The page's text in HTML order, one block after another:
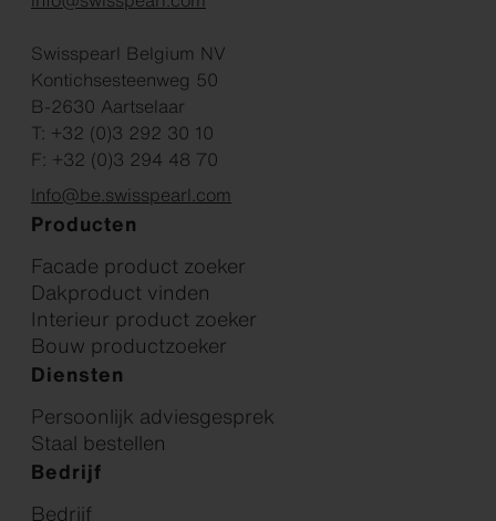
Swisspearl Belgium NV
Kontichsesteenweg 50
B-2630 Aartselaar
T: +32 (0)3 292 30 10
F: +32 (0)3 294 48 70
Info@be.swisspearl.com
Producten
Facade product zoeker
Dakproduct vinden
Interieur product zoeker
Bouw productzoeker
Diensten
Persoonlijk adviesgesprek
Staal bestellen
Bedrijf
Bedrijf